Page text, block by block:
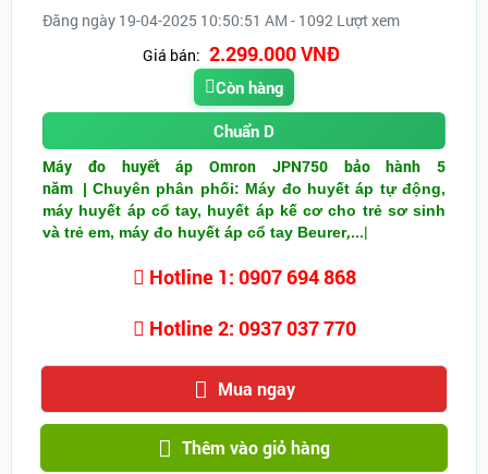
Đăng ngày 19-04-2025 10:50:51 AM - 1092 Lượt xem
Giá bán: 2.299.000 VNĐ
Còn hàng
Chuẩn D
Máy đo huyết áp Omron JPN750 bảo hành 5
năm
| Chuyên phân phối: Máy đo huyết áp tự động,
máy huyết áp cổ tay, huyết áp kế cơ cho trẻ sơ sinh
và trẻ em, máy đo huyết áp cổ tay Beurer,...|
Hotline 1: 0907 694 868
Hotline 2: 0937 037 770
Mua ngay
Thêm vào giỏ hàng